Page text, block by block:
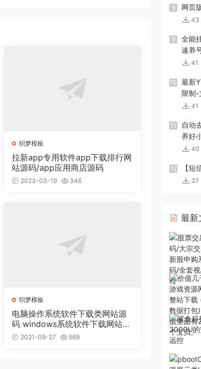
织梦模板
拉新app专用软件app下载排行网
站源码/app应用商店源码
2023-03-19 346
织梦模板
电脑操作系统软件下载类网站源
码 windows系统软件下载网站织
梦模板
2021-09-27 569
8 网页
43
9
全能
速养
41
10
最新
限制-
41
11
自动
养好
40
12 【短
37
最新